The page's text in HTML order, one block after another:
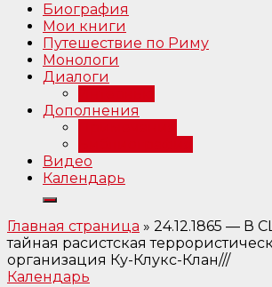
Биография
Мои книги
Путешествие по Риму
Монологи
Диалоги
Дополнения
Видео
Календарь
Главная страница » 24.12.1865 — В
тайная расистская
организация Ку-Клукс-Клан///
Календарь